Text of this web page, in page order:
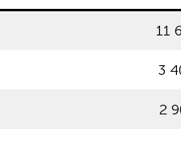
11
3
2